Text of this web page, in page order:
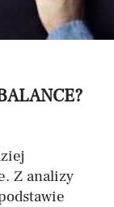
Z analizy